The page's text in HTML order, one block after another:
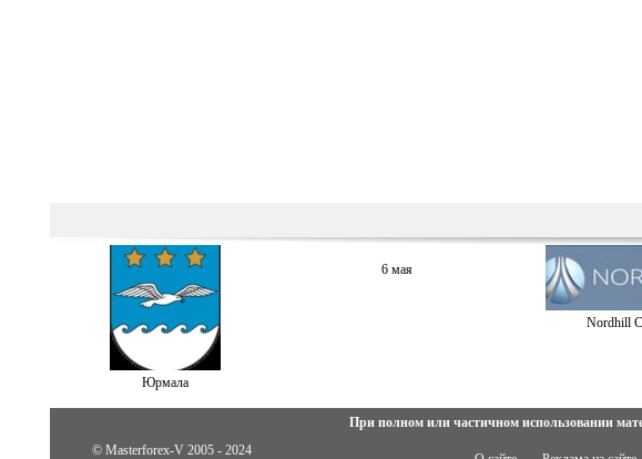
Юрмала
6 мая
Nordhill
При полном или частичном использовании
© Masterforex-V 2005 - 2024